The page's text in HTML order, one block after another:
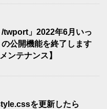
/twport」2022年6月いっ
公開機能を終了します
ンテナンス】
を更新したら